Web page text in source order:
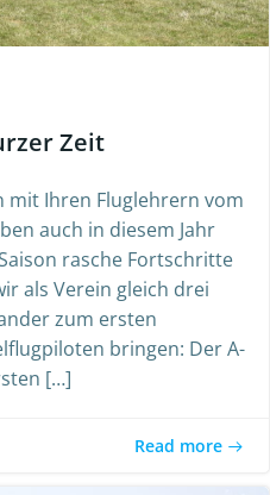
Zeit
mit Ihren Fluglehrern vom
auch in diesem Jahr
rasche Fortschritte
als Verein gleich drei
zum ersten
bringen: Der A-
[…]
Read more